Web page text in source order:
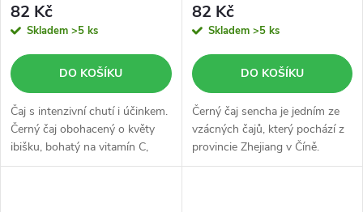
82 Kč
Skladem >5 ks
DO KOŠÍKU
Čaj s intenzivní chutí i účinkem.
Černý čaj obohacený o květy
ibišku, bohatý na vitamín C,
dále sušené tmavé hrozny a
82 Kč
Skladem >5 ks
DO KOŠÍKU
Černý čaj sencha je jedním ze
vzácných čajů, který pochází z
provincie Zhejiang v Číně.